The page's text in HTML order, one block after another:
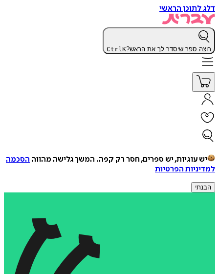
דלג לתוכן הראשי
רוצה ספר שיסדר לך את הראש? CtrlK
יש עוגיות, יש ספרים, חסר רק קפה. המשך גלישה מהווה הסכמה
למדיניות הפרטיות
הבנתי